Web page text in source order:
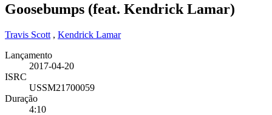
Goosebumps (feat. Kendrick Lamar)
Travis Scott , Kendrick Lamar
Lançamento
2017-04-20
ISRC
USSM21700059
Duração
4:10